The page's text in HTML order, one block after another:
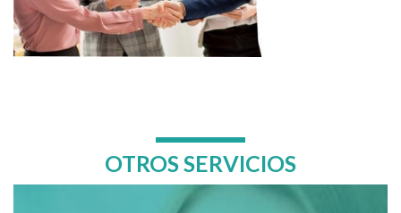
OTROS SERVICIOS